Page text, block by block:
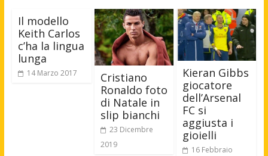
Il modello
Keith Carlos
c’ha la lingua
lunga
14 Marzo 2017
Cristiano
Ronaldo foto
di Natale in
slip bianchi
23 Dicembre
2019
Kieran Gibbs
giocatore
dell’Arsenal
FC si
aggiusta i
gioielli
16 Febbraio